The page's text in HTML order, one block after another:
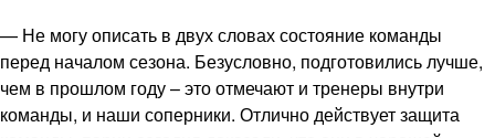
— Не могу описать в двух словах состояние команды
перед началом сезона. Безусловно, подготовились лучше,
чем в прошлом году – это отмечают и тренеры внутри
команды, и наши соперники. Отлично действует защита